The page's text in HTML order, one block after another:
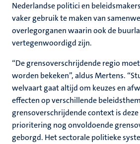
Nederlandse politici en
vaker gebruik te maken van
overlegorganen waarin ook de
vertegenwoordigd zijn.
“De grensoverschrijdende regio
worden bekeken”, aldus Mertens.
welvaart gaat altijd om keuzes en
effecten op verschillende
grensoverschrijdende context is
prioritering nog onvoldoende
geborgd. Het sectorale politieke